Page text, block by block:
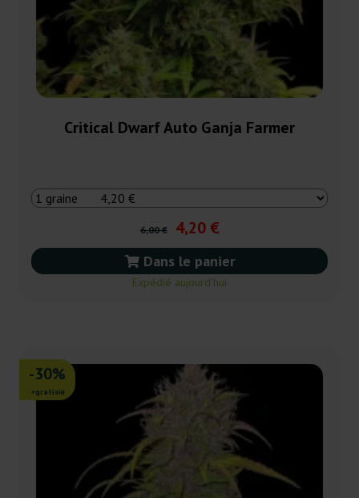
Critical Dwarf Auto Ganja Farmer
6,00 € 4,20 €
Dans le panier
Expédié aujourd’hui
-30%
+gratisie